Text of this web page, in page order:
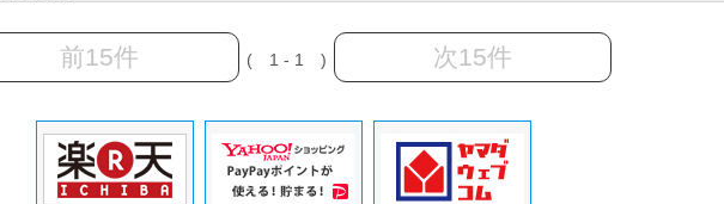
前15件 ( 1 - 1 ) 次15件